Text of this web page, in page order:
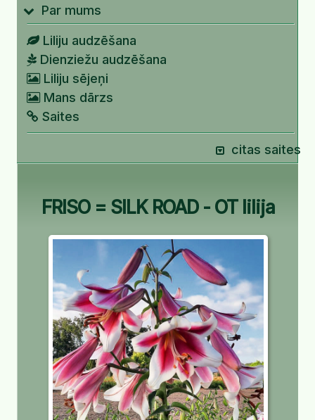
Par mums
Liliju audzēšana
Dienziežu audzēšana
Liliju sējeņi
Mans dārzs
Saites
citas saites
FRISO = SILK ROAD - OT lilija